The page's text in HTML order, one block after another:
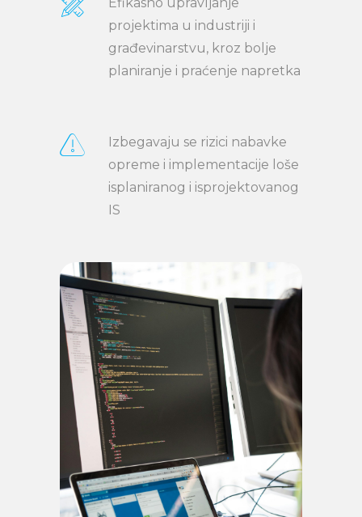
projektima u industriji i
građevinarstvu, kroz bolje
planiranje i praćenje napretka
Izbegavaju se rizici nabavke
opreme i implementacije loše
isplaniranog i isprojektovanog
IS